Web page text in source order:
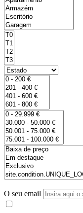
O seu email